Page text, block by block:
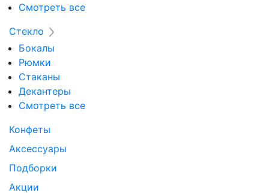
Смотреть все
Стекло
Бокалы
Рюмки
Стаканы
Декантеры
Смотреть все
Конфеты
Аксессуары
Подборки
Акции